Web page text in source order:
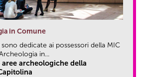
in Comune
dedicate ai possessori della MIC
in...
aree archeologiche della